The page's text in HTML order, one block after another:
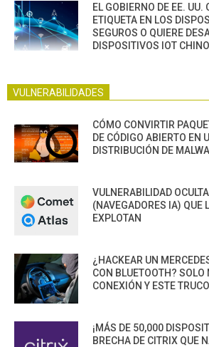
EL GOBIERNO DE EE. UU.
ETIQUETA EN LOS
SEGUROS O QUIERE
DISPOSITIVOS IOT
VULNERABILIDADES
CÓMO CONVIRTIR
DE CÓDIGO ABIERTO EN
DISTRIBUCIÓN DE
VULNERABILIDAD
(NAVEGADORES IA) QUE
EXPLOTAN
¿HACKEAR UN
CON BLUETOOTH? SOLO
CONEXIÓN Y ESTE TRUCO
¡MÁS DE 50,000
BRECHA DE CITRIX QUE